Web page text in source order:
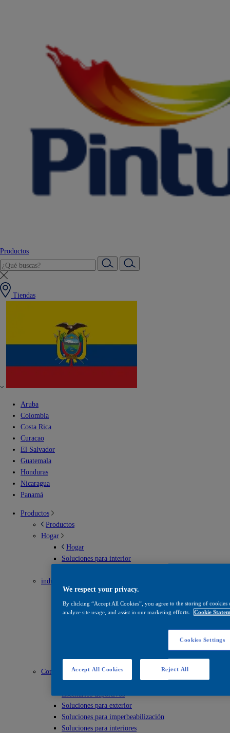
Productos
Tiendas
Aruba
Colombia
Costa Rica
Curacao
El Salvador
Guatemala
Honduras
Nicaragua
Panamá
Productos
Productos
Hogar
Hogar
Soluciones para interior
industrial
industrial
Envases metálicos
Infraestructura vial
Solventes
Construcción
Construcción
Escenarios deportivos
Soluciones para exterior
Soluciones para imperbeabilización
Soluciones para interiores
We respect your privacy.
By clicking “Accept All Cookies”, you agree to the storing of
analyze site usage, and assist in our marketing efforts.
Cookie
Cookies Settings
Reject All
Accept All Cookies